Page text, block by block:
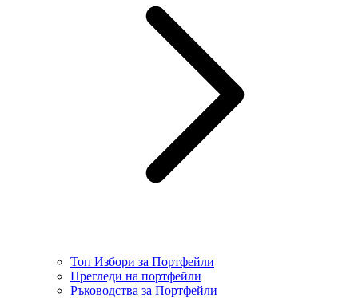
Топ Избори за Портфейли
Прегледи на портфейли
Ръководства за Портфейли